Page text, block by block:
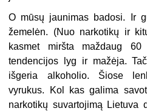
O mūsų jaunimas badosi. Ir
žemelėn. (Nuo narkotikų ir
kasmet miršta maždaug
tendencijos lyg ir mažėja.
išgeria alkoholio. Šiose
vyrukus. Kol kas galima
narkotikų suvartojimą Lietuva